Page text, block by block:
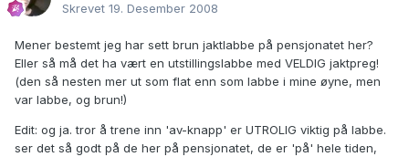
Skrevet 19. Desember 2008
Mener bestemt jeg har sett brun jaktlabbe på pensjonatet her?
Eller så må det ha vært en utstillingslabbe med VELDIG jaktpreg!
(den så nesten mer ut som flat enn som labbe i mine øyne, men
var labbe, og brun!)
Edit: og ja. tror å trene inn 'av-knapp' er UTROLIG viktig på labbe.
ser det så godt på de her på pensjonatet, de er 'på' hele tiden,